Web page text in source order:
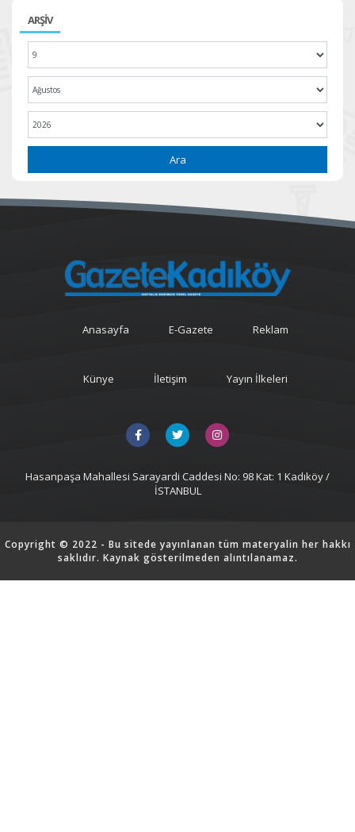
ARŞİV
Ara
Anasayfa E-Gazete Reklam
Künye İletişim Yayın İlkeleri
Hasanpaşa Mahallesi Sarayardi Caddesi No: 98 Kat: 1 Kadıköy /
İSTANBUL
Copyright © 2022 - Bu sitede yayınlanan tüm materyalin her hakkı
saklıdır. Kaynak gösterilmeden alıntılanamaz.